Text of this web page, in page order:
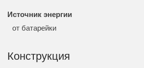
Источник энергии
от батарейки
Конструкция